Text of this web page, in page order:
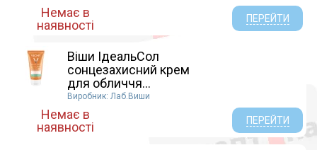
Немає в
наявності
ПЕРЕЙТИ
Віши ІдеальСол
сонцезахисний крем
для обличчя...
Виробник: Лаб.Виши
Немає в
наявності
ПЕРЕЙТИ